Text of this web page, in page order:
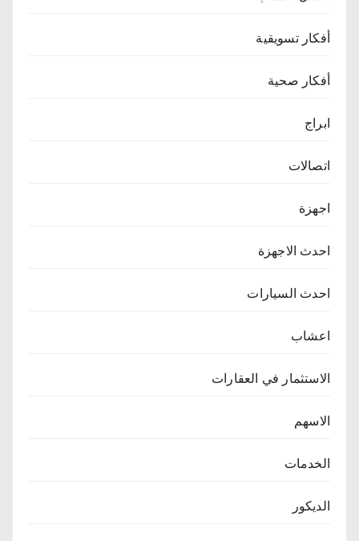
أفكار تسويقية
أفكار صحية
ابراج
اتصالات
اجهزة
احدث الاجهزة
احدث السيارات
اعشاب
الاستثمار في العقارات
الاسهم
الخدمات
الديكور